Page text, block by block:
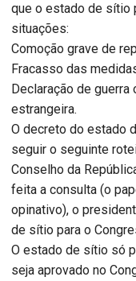
que o estado de sítio
situações:
Comoção grave de
Fracasso das
Declaração de
estrangeira.
O decreto do estado
seguir o seguinte
Conselho da
feita a consulta (o
opinativo), o
de sítio para o
O estado de sítio só
seja aprovado no